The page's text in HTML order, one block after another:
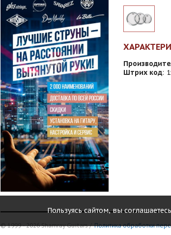
Штрих код:
© 1999 - 2026 Shamray Guitars /Политика обработки
Пользуясь сайтом, вы